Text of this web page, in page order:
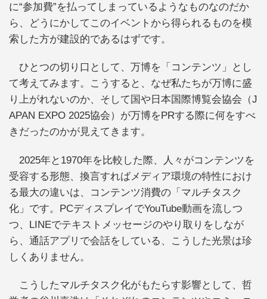
に“参加費”を払ってしまっているようなものなのだか
ら、どうにかしてこのイベントから得られるものを模
索した方が建設的であるはずです。
ひとつの切り口として、万博を「コンテンツ」とし
て考えてみます。こうすると、なぜ私たちが万博に盛
り上がれないのか、そして国や日本国際博覧会協会（J
APAN EXPO 2025協会）が万博をPRする際に何をすべ
きだったのかが見えてきます。
2025年と1970年を比較した際、人々がコンテンツを
受容する形態、換言すればメディア環境の特性におけ
る最大の違いは、コンテンツ消費の「マルチタスク
化」です。PCディスプレイでYouTube動画を流しつ
つ、LINEでテキストメッセージのやり取りをしなが
ら、通話アプリで会話をしている、こうした光景は珍
しくありません。
こうしたマルチタスク化がもたらす影響として、哲